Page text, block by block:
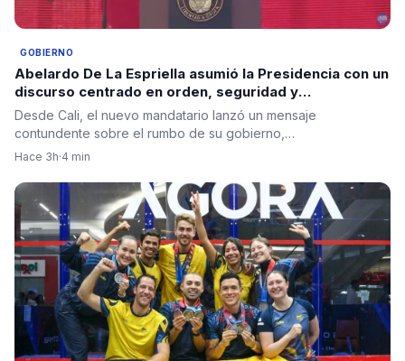
GOBIERNO
Abelardo De La Espriella asumió la Presidencia con un
discurso centrado en orden, seguridad y
regeneración nacional
Desde Cali, el nuevo mandatario lanzó un mensaje
contundente sobre el rumbo de su gobierno,…
Hace 3h·4 min